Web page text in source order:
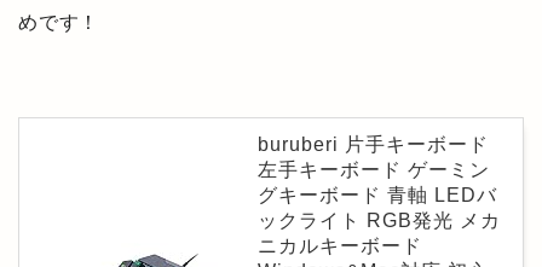
めです！
buruberi 片手キーボード
左手キーボード ゲーミン
グキーボード 青軸 LEDバ
ックライト RGB発光 メカ
ニカルキーボード